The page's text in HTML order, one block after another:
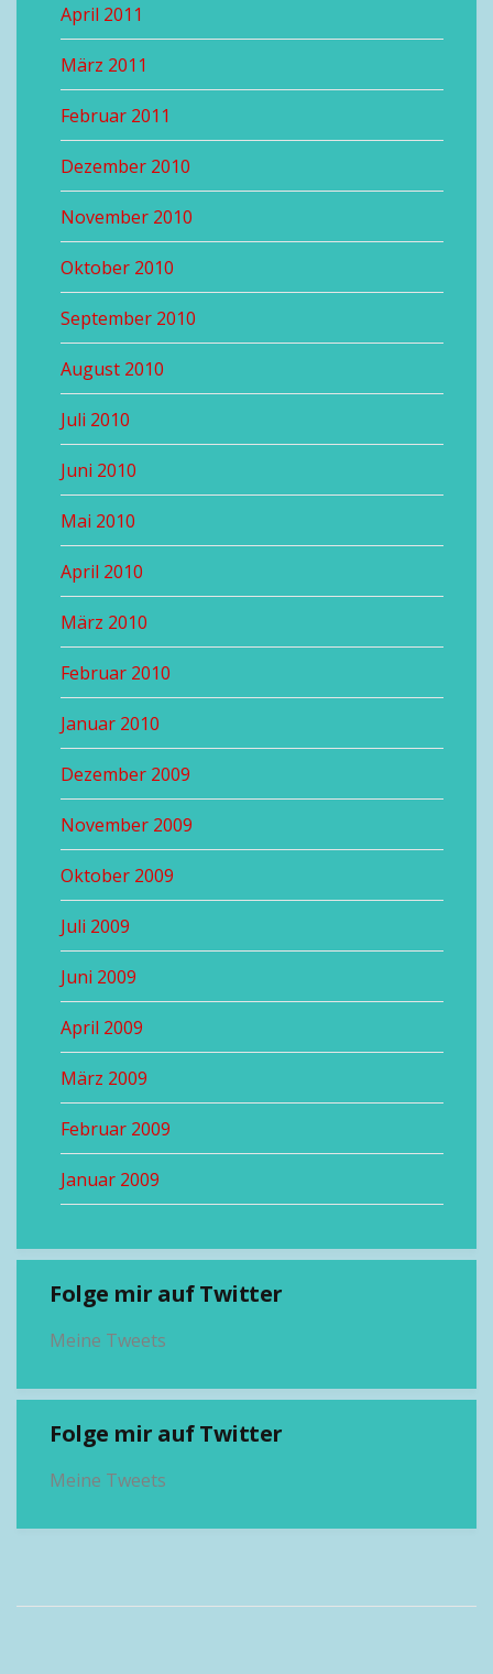
April 2011
März 2011
Februar 2011
Dezember 2010
November 2010
Oktober 2010
September 2010
August 2010
Juli 2010
Juni 2010
Mai 2010
April 2010
März 2010
Februar 2010
Januar 2010
Dezember 2009
November 2009
Oktober 2009
Juli 2009
Juni 2009
April 2009
März 2009
Februar 2009
Januar 2009
Folge mir auf Twitter
Meine Tweets
Folge mir auf Twitter
Meine Tweets